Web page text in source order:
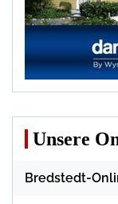
Unsere
Bredstedt-